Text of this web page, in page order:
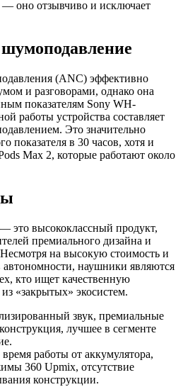
оно отзывчиво и исключает
(ANC) эффективно
и разговорами, однако она
показателям Sony WH-
работы устройства составляет
Это значительно
показателя в 30 часов, хотя и
Max 2, которые работают около
это высококлассный продукт,
премиального дизайна и
на высокую стоимость и
наушники являются
кто ищет качественную
«закрытых» экосистем.
звук, премиальные
лучшее в сегменте
работы от аккумулятора,
360 Upmix, отсутствие
конструкции.